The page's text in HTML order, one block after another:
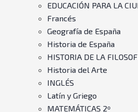
EDUCACIÓN PARA LA
Francés
Geografía de España
Historia de España
HISTORIA DE LA
Historia del Arte
INGLÉS
Latín y Griego
MATEMÁTICAS 2º